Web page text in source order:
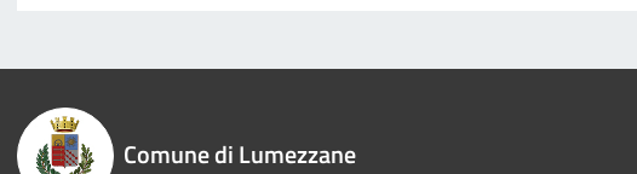
Comune di Lumezzane